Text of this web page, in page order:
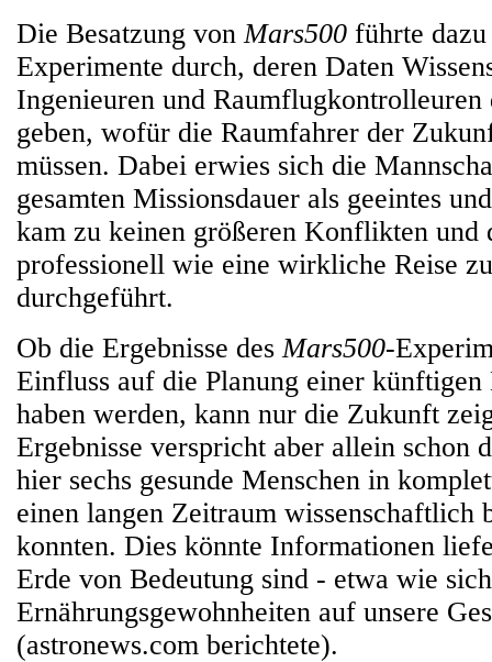
Die Besatzung vonMars500 führte
Experimente durch, deren Daten
Ingenieuren und Raumflugkontrolleuren
geben, wofür die Raumfahrer der
müssen. Dabei erwies sich die
gesamten Missionsdauer als geeintes
kam zu keinen größeren Konflikten und
professionell wie eine wirkliche Reise
durchgeführt.
Ob die Ergebnisse desMars500-
Einfluss auf die Planung einer
haben werden, kann nur die Zukunft
Ergebnisse verspricht aber allein schon
hier sechs gesunde Menschen in
einen langen Zeitraum wissenschaftlich
konnten. Dies könnte Informationen
Erde von Bedeutung sind - etwa wie
Ernährungsgewohnheiten auf unsere
(astronews.com berichtete).